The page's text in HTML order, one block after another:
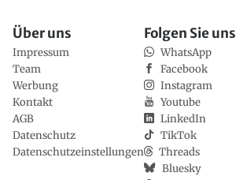
Über uns
Impressum
Team
Werbung
Kontakt
AGB
Datenschutz
Datenschutzeinstellungen
Folgen Sie uns
WhatsApp
Facebook
Instagram
Youtube
LinkedIn
TikTok
Threads
Bluesky